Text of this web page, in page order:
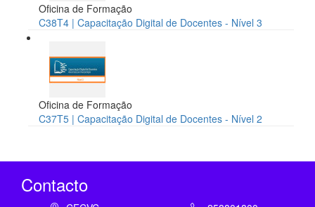
Oficina de Formação
C38T4 | Capacitação Digital de Docentes - Nível 3
Oficina de Formação
C37T5 | Capacitação Digital de Docentes - Nível 2
Contacto